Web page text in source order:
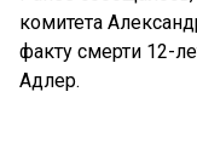
комитета
факту смерти 12-
Адлер.